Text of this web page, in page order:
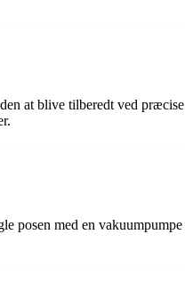
at blive tilberedt ved
posen med en